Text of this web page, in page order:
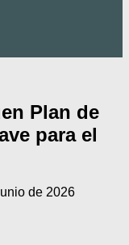
Plan de
para el
de 2026